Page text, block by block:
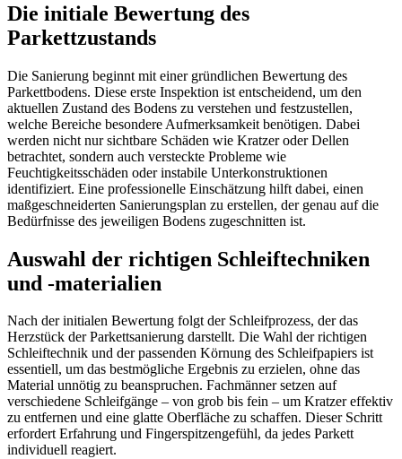
Die initiale Bewertung des
Parkettzustands
Die Sanierung beginnt mit einer gründlichen Bewertung des
Parkettbodens. Diese erste Inspektion ist entscheidend, um den
aktuellen Zustand des Bodens zu verstehen und festzustellen,
welche Bereiche besondere Aufmerksamkeit benötigen. Dabei
werden nicht nur sichtbare Schäden wie Kratzer oder Dellen
betrachtet, sondern auch versteckte Probleme wie
Feuchtigkeitsschäden oder instabile Unterkonstruktionen
identifiziert. Eine professionelle Einschätzung hilft dabei, einen
maßgeschneiderten Sanierungsplan zu erstellen, der genau auf die
Bedürfnisse des jeweiligen Bodens zugeschnitten ist.
Auswahl der richtigen Schleiftechniken
und -materialien
Nach der initialen Bewertung folgt der Schleifprozess, der das
Herzstück der Parkettsanierung darstellt. Die Wahl der richtigen
Schleiftechnik und der passenden Körnung des Schleifpapiers ist
essentiell, um das bestmögliche Ergebnis zu erzielen, ohne das
Material unnötig zu beanspruchen. Fachmänner setzen auf
verschiedene Schleifgänge – von grob bis fein – um Kratzer effektiv
zu entfernen und eine glatte Oberfläche zu schaffen. Dieser Schritt
erfordert Erfahrung und Fingerspitzengefühl, da jedes Parkett
individuell reagiert.